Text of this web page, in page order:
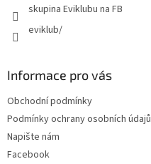
skupina Eviklubu na FB
eviklub/
Informace pro vás
Obchodní podmínky
Podmínky ochrany osobních údajů
Napište nám
Facebook